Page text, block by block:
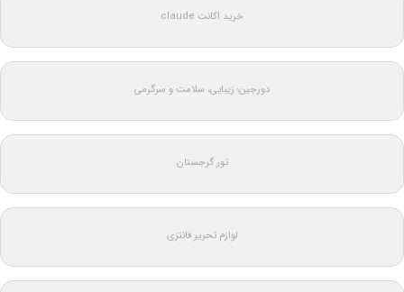
خرید اکانت claude
دورجین؛ زیبایی، سلامت و سرگرمی
تور گرجستان
لوازم تحریر فانتزی